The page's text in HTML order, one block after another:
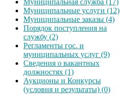
Муниципальные услуги (12)
Муниципальные заказы (4)
Порядок поступления на
службу (2)
Регламенты гос. и
муниципальных услуг (9)
Сведения о вакантных
должностях (1)
Аукционы и Конкурсы
(условия и результаты) (0)